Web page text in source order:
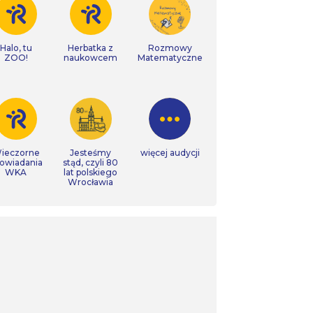
Halo, tu
ZOO!
Herbatka z
naukowcem
Rozmowy
Matematyczne
WKA
Jesteśmy
stąd, czyli 80
lat polskiego
Wrocławia
więcej audycji